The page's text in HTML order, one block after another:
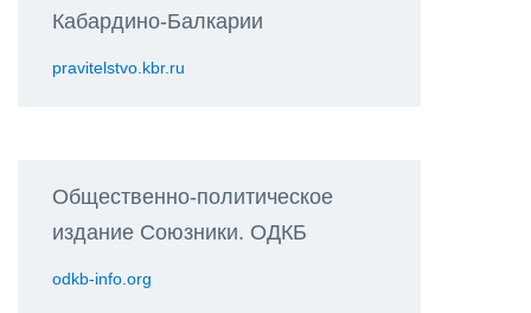
Кабардино-Балкарии
pravitelstvo.kbr.ru
Общественно-политическое
издание Союзники. ОДКБ
odkb-info.org